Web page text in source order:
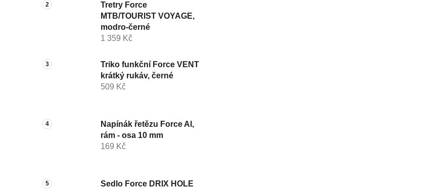
Tretry Force
MTB/TOURIST VOYAGE,
modro-černé
1 359 Kč
Triko funkční Force VENT
krátký rukáv, černé
509 Kč
Napínák řetězu Force Al,
rám - osa 10 mm
169 Kč
Sedlo Force DRIX HOLE